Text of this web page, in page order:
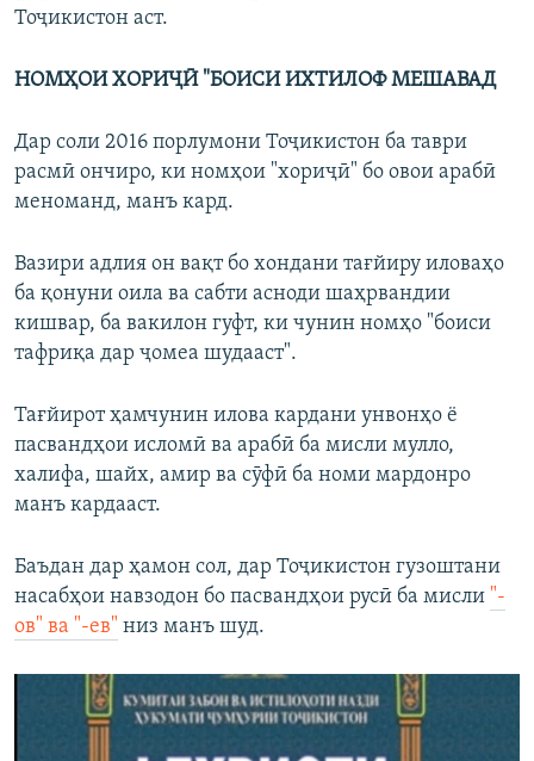
Тоҷикистон аст.
НОМҲОИ ХОРИҶӢ "БОИСИ ИХТИЛОФ МЕШАВАД
Дар соли 2016 порлумони Тоҷикистон ба таври
расмӣ ончиро, ки номҳои "хориҷӣ" бо овои арабӣ
меноманд, манъ кард.
Вазири адлия он вақт бо хондани тағйиру иловаҳо
ба қонуни оила ва сабти асноди шаҳрвандии
кишвар, ба вакилон гуфт, ки чунин номҳо "боиси
тафриқа дар ҷомеа шудааст".
Тағйирот ҳамчунин илова кардани унвонҳо ё
пасвандҳои исломӣ ва арабӣ ба мисли мулло,
халифа, шайх, амир ва сӯфӣ ба номи мардонро
манъ кардааст.
Баъдан дар ҳамон сол, дар Тоҷикистон гузоштани
насабҳои навзодон бо пасвандҳои русӣ ба мисли "-
ов" ва "-ев" низ манъ шуд.